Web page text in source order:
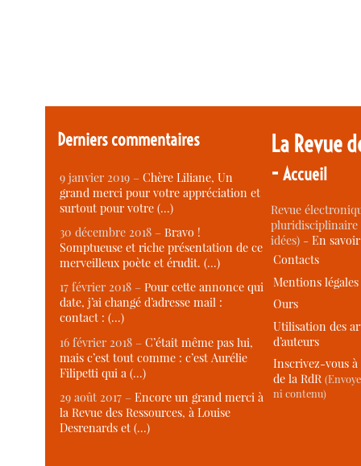
Derniers commentaires
9 janvier 2019 –Chère Liliane, Un
grand merci pour votre appréciation et
surtout pour votre (…)
30 décembre 2018 –Bravo !
Somptueuse et riche présentation de ce
merveilleux poète et érudit. (…)
17 février 2018 –Pour cette annonce qui
date, j’ai changé d’adresse mail :
contact : (…)
16 février 2018 –C’était même pas lui,
mais c’est tout comme : c’est Aurélie
Filipetti qui a (…)
29 août 2017 –Encore un grand merci à
la Revue des Ressources, à Louise
Desrenards et (…)
La Revue
-Accueil
Revue
idées) -En
Contacts
Mentions légales
Ours
Utilisation des
d’auteurs
Inscrivez-vous
de la RdR
ni contenu)